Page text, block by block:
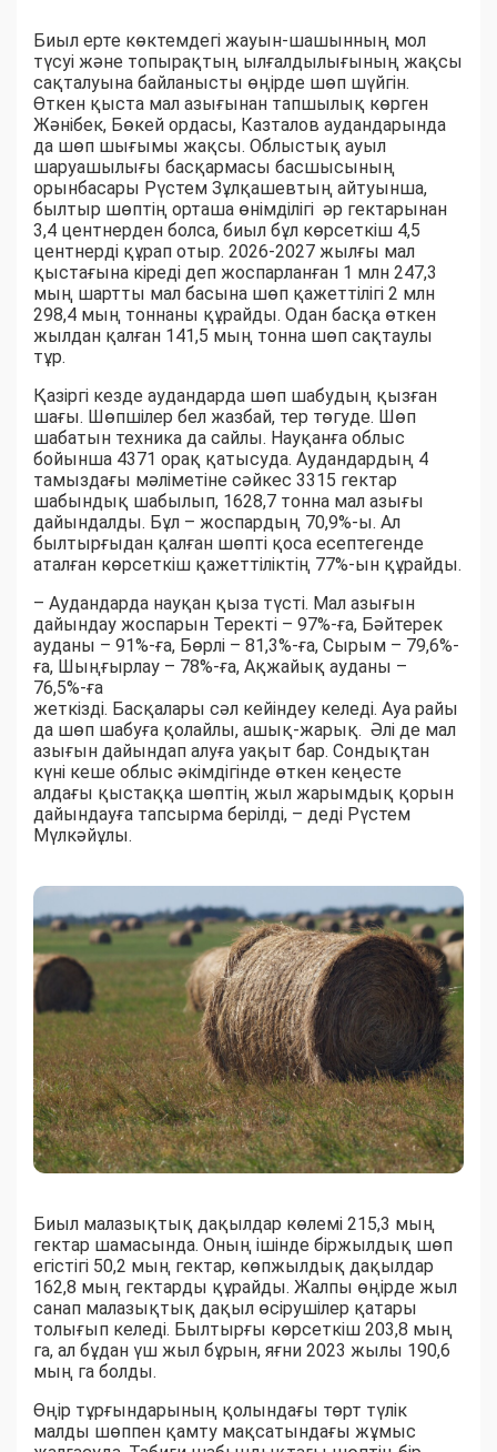
Биыл ерте көктемдегі жауын-шашынның мол
түсуі және топырақтың ылғалдылығының жақсы
сақталуына байланысты өңірде шөп шүйгін.
Өткен қыста мал азығынан тапшылық көрген
Жәнібек, Бөкей ордасы, Казталов аудандарында
да шөп шығымы жақсы. Облыстық ауыл
шаруашылығы басқармасы басшысының
орынбасары Рүстем Зұлқашевтың айтуынша,
былтыр шөптің орташа өнімділігі әр гектарынан
3,4 центнерден болса, биыл бұл көрсеткіш 4,5
центнерді құрап отыр. 2026-2027 жылғы мал
қыстағына кіреді деп жоспарланған 1 млн 247,3
мың шартты мал басына шөп қажеттілігі 2 млн
298,4 мың тоннаны құрайды. Одан басқа өткен
жылдан қалған 141,5 мың тонна шөп сақтаулы
тұр.
Қазіргі кезде аудандарда шөп шабудың қызған
шағы. Шөпшілер бел жазбай, тер төгуде. Шөп
шабатын техника да сайлы. Науқанға облыс
бойынша 4371 орақ қатысуда. Аудандардың 4
тамыздағы мәліметіне сәйкес 3315 гектар
шабындық шабылып, 1628,7 тонна мал азығы
дайындалды. Бұл – жоспардың 70,9%-ы. Ал
былтырғыдан қалған шөпті қоса есептегенде
аталған көрсеткіш қажеттіліктің 77%-ын құрайды.
– Аудандарда науқан қыза түсті. Мал азығын
дайындау жоспарын Теректі – 97%-ға, Бәйтерек
ауданы – 91%-ға, Бөрлі – 81,3%-ға, Сырым – 79,6%-
ға, Шыңғырлау – 78%-ға, Ақжайық ауданы –
76,5%-ға
жеткізді. Басқалары сәл кейіндеу келеді. Ауа райы
да шөп шабуға қолайлы, ашық-жарық. Әлі де мал
азығын дайындап алуға уақыт бар. Сондықтан
күні кеше облыс әкімдігінде өткен кеңесте
алдағы қыстаққа шөптің жыл жарымдық қорын
дайындауға тапсырма берілді, – деді Рүстем
Мүлкәйұлы.
Биыл малазықтық дақылдар көлемі 215,3 мың
гектар шамасында. Оның ішінде біржылдық шөп
егістігі 50,2 мың гектар, көпжылдық дақылдар
162,8 мың гектарды құрайды. Жалпы өңірде жыл
санап малазықтық дақыл өсірушілер қатары
толығып келеді. Былтырғы көрсеткіш 203,8 мың
га, ал бұдан үш жыл бұрын, яғни 2023 жылы 190,6
мың га болды.
Өңір тұрғындарының қолындағы төрт түлік
малды шөппен қамту мақсатындағы жұмыс